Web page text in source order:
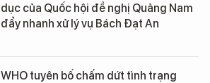
dục của Quốc hội đề nghị Quảng Nam
đẩy nhanh xử lý vụ Bách Đạt An
WHO tuyên bố chấm dứt tình trạng